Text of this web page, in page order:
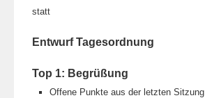
statt
Entwurf Tagesordnung
Top 1: Begrüßung
Offene Punkte aus der letzten Sitzung